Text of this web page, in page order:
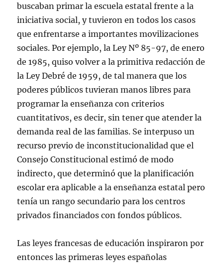
buscaban primar la escuela estatal frente a la
iniciativa social, y tuvieron en todos los casos
que enfrentarse a importantes movilizaciones
sociales. Por ejemplo, la Ley Nº 85-97, de enero
de 1985, quiso volver a la primitiva redacción de
la Ley Debré de 1959, de tal manera que los
poderes públicos tuvieran manos libres para
programar la enseñanza con criterios
cuantitativos, es decir, sin tener que atender la
demanda real de las familias. Se interpuso un
recurso previo de inconstitucionalidad que el
Consejo Constitucional estimó de modo
indirecto, que determinó que la planificación
escolar era aplicable a la enseñanza estatal pero
tenía un rango secundario para los centros
privados financiados con fondos públicos.
Las leyes francesas de educación inspiraron por
entonces las primeras leyes españolas